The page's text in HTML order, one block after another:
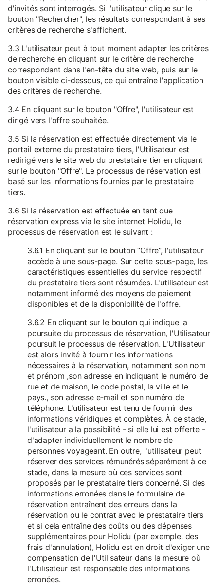
d'invités sont interrogés. Si l'utilisateur clique sur le
bouton "Rechercher", les résultats correspondant à ses
critères de recherche s'affichent.
3.3 L'utilisateur peut à tout moment adapter les critères
de recherche en cliquant sur le critère de recherche
correspondant dans l'en-tête du site web, puis sur le
bouton visible ci-dessous, ce qui entraîne l'application
des critères de recherche.
3.4 En cliquant sur le bouton "Offre", l'utilisateur est
dirigé vers l'offre souhaitée.
3.5 Si la réservation est effectuée directement via le
portail externe du prestataire tiers, l'Utilisateur est
redirigé vers le site web du prestataire tier en cliquant
sur le bouton "Offre". Le processus de réservation est
basé sur les informations fournies par le prestataire
tiers.
3.6 Si la réservation est effectuée en tant que
réservation express via le site internet Holidu, le
processus de réservation est le suivant :
3.6.1 En cliquant sur le bouton “Offre”, l'utilisateur
accède à une sous-page. Sur cette sous-page, les
caractéristiques essentielles du service respectif
du prestataire tiers sont résumées. L'utilisateur est
notamment informé des moyens de paiement
disponibles et de la disponibilité de l'offre.
3.6.2 En cliquant sur le bouton qui indique la
poursuite du processus de réservation, l'Utilisateur
poursuit le processus de réservation. L'Utilisateur
est alors invité à fournir les informations
nécessaires à la réservation, notamment son nom
et prénom ,son adresse en indiquant le numéro de
rue et de maison, le code postal, la ville et le
pays., son adresse e-mail et son numéro de
téléphone. L'utilisateur est tenu de fournir des
informations véridiques et complètes. À ce stade,
l'utilisateur a la possibilité - si elle lui est offerte -
d'adapter individuellement le nombre de
personnes voyageant. En outre, l'utilisateur peut
réserver des services rémunérés séparément à ce
stade, dans la mesure où ces services sont
proposés par le prestataire tiers concerné. Si des
informations erronées dans le formulaire de
réservation entraînent des erreurs dans la
réservation ou le contrat avec le prestataire tiers
et si cela entraîne des coûts ou des dépenses
supplémentaires pour Holidu (par exemple, des
frais d'annulation), Holidu est en droit d'exiger une
compensation de l'Utilisateur dans la mesure où
l'Utilisateur est responsable des informations
erronées.